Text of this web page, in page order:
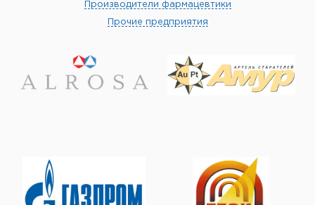
Производители фармацевтики
Прочие предприятия